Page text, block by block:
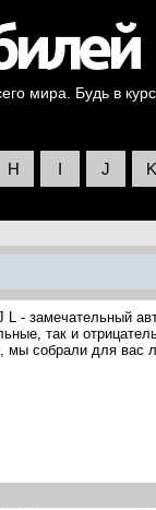
мира. Будь в
H I J K
L - замечательный
так и
мы собрали для